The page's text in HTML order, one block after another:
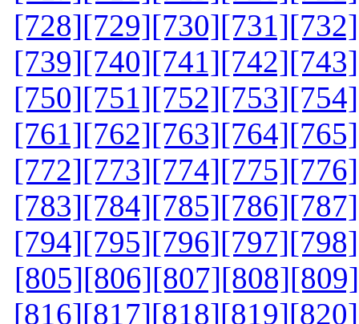
[728][729][730][731][732]
[739][740][741][742][743]
[750][751][752][753][754]
[761][762][763][764][765]
[772][773][774][775][776]
[783][784][785][786][787]
[794][795][796][797][798]
[805][806][807][808][809]
[816][817][818][819][820]